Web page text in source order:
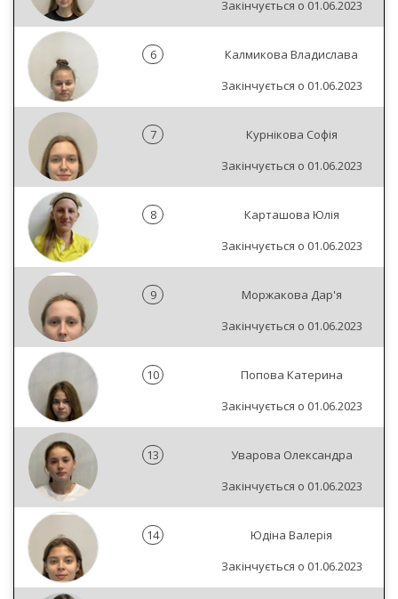
Закінчується о 01.06.2023
6
Калмикова Владислава
Закінчується о 01.06.2023
7
Курнікова Софія
Закінчується о 01.06.2023
8
Карташова Юлія
Закінчується о 01.06.2023
9
Моржакова Дар'я
Закінчується о 01.06.2023
10
Попова Катерина
Закінчується о 01.06.2023
13
Уварова Олександра
Закінчується о 01.06.2023
14
Юдіна Валерія
Закінчується о 01.06.2023